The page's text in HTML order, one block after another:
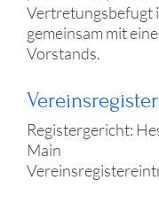
Vertretungsbefugt
gemeinsam mit
Vorstands.
Registergericht:
Main